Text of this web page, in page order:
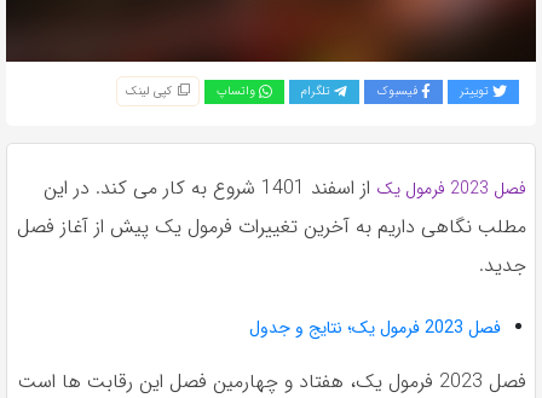
بگذارید.
لینک
توییتر فیسبوک تلگرام واتساپ کپی لینک
فصل 2023 فرمول یک
از اسفند 1401 شروع به کار می کند. در این
مطلب نگاهی داریم به آخرین تغییرات فرمول یک پیش از آغاز فصل
جدید.
فصل 2023 فرمول یک؛ نتایج و جدول
فصل 2023 فرمول یک، هفتاد و چهارمین فصل این رقابت ها است